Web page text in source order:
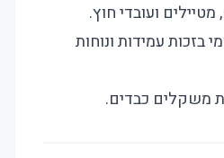
ועובדי חוץ.
בזכות עמידות ונוחות
משקלים כבדים.